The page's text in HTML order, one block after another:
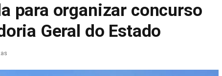
para organizar concurso
Geral do Estado